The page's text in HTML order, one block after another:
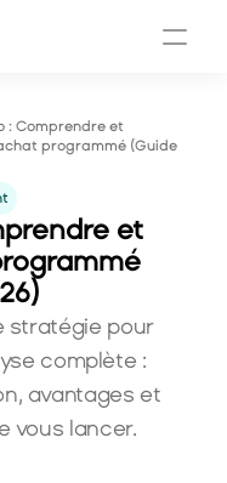
: Comprendre et
programmé (Guide
et
stratégie pour
complète :
avantages et
vous lancer.